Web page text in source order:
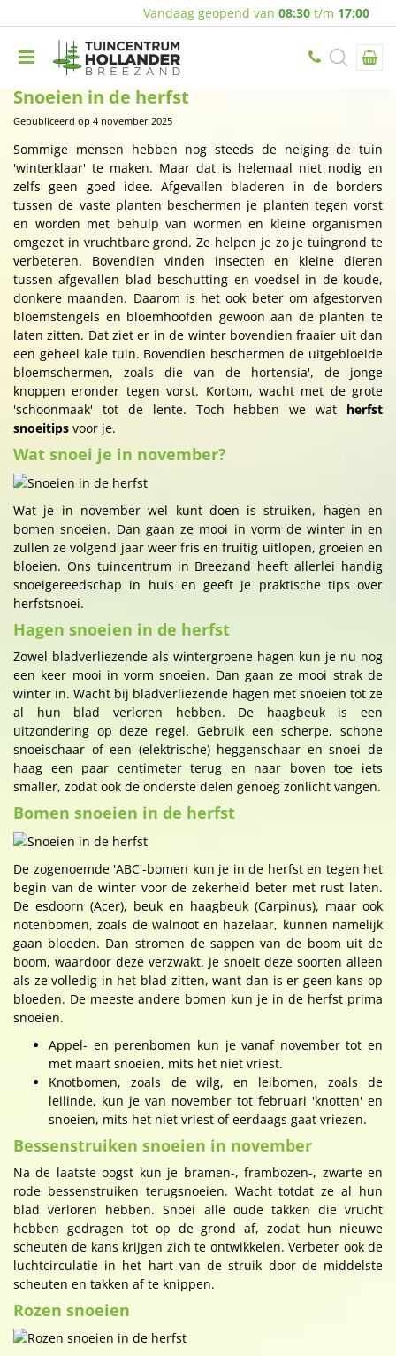
Vandaag geopend van 08:30 t/m 17:00
Snoeien in de herfst
Gepubliceerd op 4 november 2025
Sommige mensen hebben nog steeds de neiging de tuin
'winterklaar' te maken. Maar dat is helemaal niet nodig en
zelfs geen goed idee. Afgevallen bladeren in de borders
tussen de vaste planten beschermen je planten tegen vorst
en worden met behulp van wormen en kleine organismen
omgezet in vruchtbare grond. Ze helpen je zo je tuingrond te
verbeteren. Bovendien vinden insecten en kleine dieren
tussen afgevallen blad beschutting en voedsel in de koude,
donkere maanden. Daarom is het ook beter om afgestorven
bloemstengels en bloemhoofden gewoon aan de planten te
laten zitten. Dat ziet er in de winter bovendien fraaier uit dan
een geheel kale tuin. Bovendien beschermen de uitgebloeide
bloemschermen, zoals die van de hortensia', de jonge
knoppen eronder tegen vorst. Kortom, wacht met de grote
'schoonmaak' tot de lente. Toch hebben we wat herfst
snoeitips voor je.
Wat snoei je in november?
Wat je in november wel kunt doen is struiken, hagen en
bomen snoeien. Dan gaan ze mooi in vorm de winter in en
zullen ze volgend jaar weer fris en fruitig uitlopen, groeien en
bloeien. Ons tuincentrum in Breezand heeft allerlei handig
snoeigereedschap in huis en geeft je praktische tips over
herfstsnoei.
Hagen snoeien in de herfst
Zowel bladverliezende als wintergroene hagen kun je nu nog
een keer mooi in vorm snoeien. Dan gaan ze mooi strak de
winter in. Wacht bij bladverliezende hagen met snoeien tot ze
al hun blad verloren hebben. De haagbeuk is een
uitzondering op deze regel. Gebruik een scherpe, schone
snoeischaar of een (elektrische) heggenschaar en snoei de
haag een paar centimeter terug en naar boven toe iets
smaller, zodat ook de onderste delen genoeg zonlicht vangen.
Bomen snoeien in de herfst
De zogenoemde 'ABC'-bomen kun je in de herfst en tegen het
begin van de winter voor de zekerheid beter met rust laten.
De esdoorn (Acer), beuk en haagbeuk (Carpinus), maar ook
notenbomen, zoals de walnoot en hazelaar, kunnen namelijk
gaan bloeden. Dan stromen de sappen van de boom uit de
boom, waardoor deze verzwakt. Je snoeit deze soorten alleen
als ze volledig in het blad zitten, want dan is er geen kans op
bloeden. De meeste andere bomen kun je in de herfst prima
snoeien.
Appel- en perenbomen kun je vanaf november tot en
met maart snoeien, mits het niet vriest.
Knotbomen, zoals de wilg, en leibomen, zoals de
leilinde, kun je van november tot februari 'knotten' en
snoeien, mits het niet vriest of eerdaags gaat vriezen.
Bessenstruiken snoeien in november
Na de laatste oogst kun je bramen-, frambozen-, zwarte en
rode bessenstruiken terugsnoeien. Wacht totdat ze al hun
blad verloren hebben. Snoei alle oude takken die vrucht
hebben gedragen tot op de grond af, zodat hun nieuwe
scheuten de kans krijgen zich te ontwikkelen. Verbeter ook de
luchtcirculatie in het hart van de struik door de middelste
scheuten en takken af te knippen.
Rozen snoeien